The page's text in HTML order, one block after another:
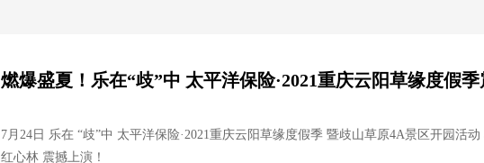
燃爆盛夏！乐在“歧”中 太平洋保险·2021重庆云阳草缘度假季
7月24日 乐在 “歧”中 太平洋保险·2021重庆云阳草缘度假季 暨歧山草原4A景区开园活
红心林 震撼上演！